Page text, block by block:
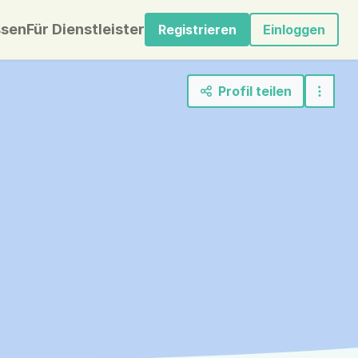
Für Dienstleister Registrieren Einloggen
Profil teilen